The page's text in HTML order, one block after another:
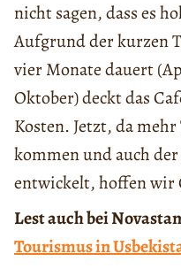
nicht sagen, dass es
Aufgrund der kurzen
vier Monate dauert
Oktober) deckt das
Kosten. Jetzt, da
kommen und auch
entwickelt, hoffen wir
Lest auch bei
Tourismus in